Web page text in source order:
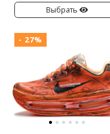
Выбрать
- 27%